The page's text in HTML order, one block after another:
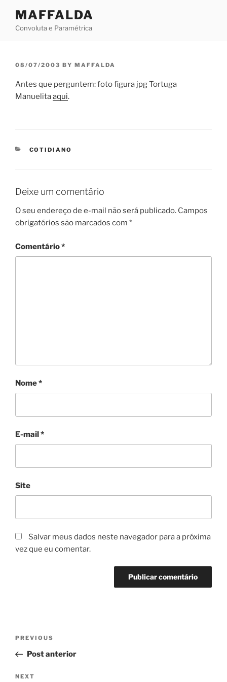
content
MAFFALDA
Convoluta e Paramétrica
POSTED
08/07/2003 BY MAFFALDA
Antes que perguntem: foto figura jpg Tortuga
Manuelitaaqui.
CATEGORIES
COTIDIANO
Deixe um comentário
O seu endereço de e-mail não será publicado. Campos
obrigatórios são marcados com *
Comentário*
Nome*
E-mail*
Site
Salvar meus dados neste navegador para a próxima
vez que eu comentar.
Navegação
Post
Previous
Post
PREVIOUS
Post anterior
Next
NEXT